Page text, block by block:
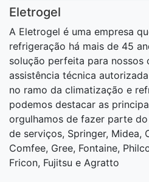
Eletrogel
A Eletrogel é uma empresa
refrigeração há mais de 45
solução perfeita para nossos
assistência técnica
no ramo da climatização e
podemos destacar as
orgulhamos de fazer parte
de serviços, Springer, Midea,
Comfee, Gree, Fontaine,
Fricon, Fujitsu e Agratto